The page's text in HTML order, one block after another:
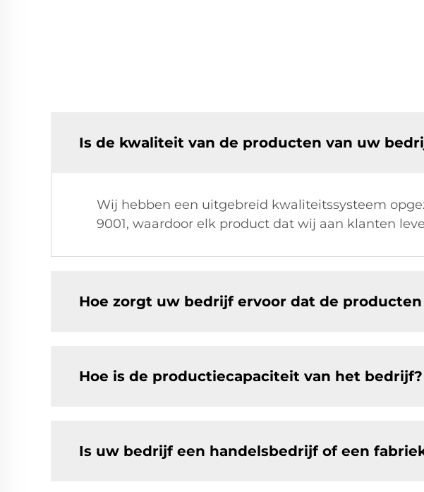
Is de kwaliteit van de producten van uw
Wij hebben een uitgebreid kwaliteitssysteem
9001, waardoor elk product dat wij aan klanten
Hoe zorgt uw bedrijf ervoor dat de
Hoe is de productiecapaciteit van het bedrijf?
Is uw bedrijf een handelsbedrijf of een